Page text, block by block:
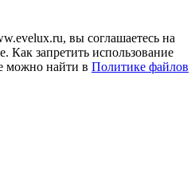
вы соглашаетесь на
Как запретить использование
можно найти в Политике файлов